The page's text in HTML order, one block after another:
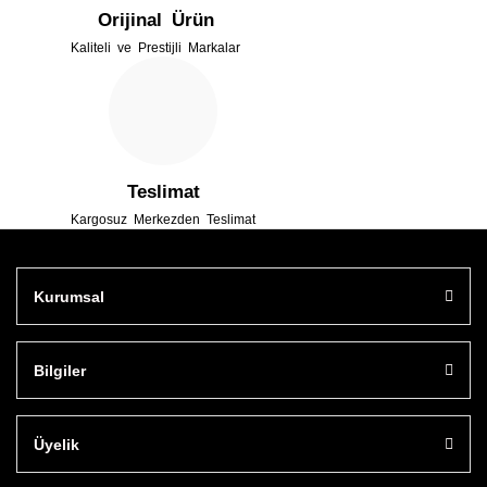
Orijinal Ürün
Kaliteli ve Prestijli Markalar
Teslimat
Kargosuz Merkezden Teslimat
Kurumsal
Bilgiler
Üyelik